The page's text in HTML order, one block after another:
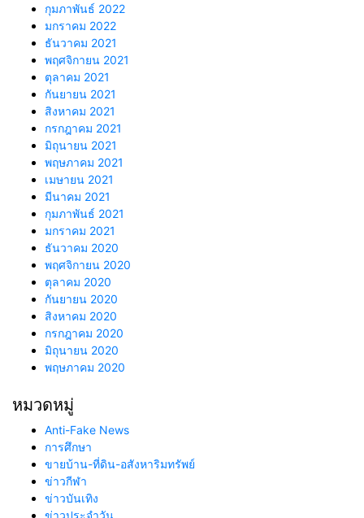
กุมภาพันธ์ 2022
มกราคม 2022
ธันวาคม 2021
พฤศจิกายน 2021
ตุลาคม 2021
กันยายน 2021
สิงหาคม 2021
กรกฎาคม 2021
มิถุนายน 2021
พฤษภาคม 2021
เมษายน 2021
มีนาคม 2021
กุมภาพันธ์ 2021
มกราคม 2021
ธันวาคม 2020
พฤศจิกายน 2020
ตุลาคม 2020
กันยายน 2020
สิงหาคม 2020
กรกฎาคม 2020
มิถุนายน 2020
พฤษภาคม 2020
หมวดหมู่
Anti-Fake News
การศึกษา
ขายบ้าน-ที่ดิน-อสังหาริมทรัพย์
ข่าวกีฬา
ข่าวบันเทิง
ข่าวประจำวัน